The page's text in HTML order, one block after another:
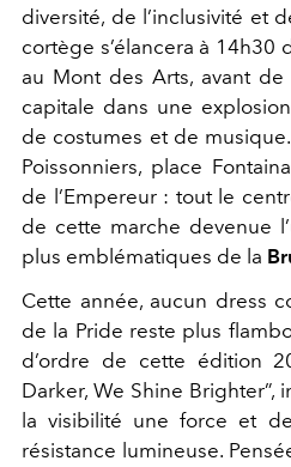
diversité, de l’inclusivité et
cortège s’élancera à 14h30
au Mont des Arts, avant
capitale dans une
de costumes et de
Poissonniers, place
de l’Empereur : tout le
de cette marche devenue
plus emblématiques de la
Cette année, aucun dress
de la Pride reste plus
d’ordre de cette édition
Darker, We Shine Brighter”,
la visibilité une force et
résistance lumineuse.